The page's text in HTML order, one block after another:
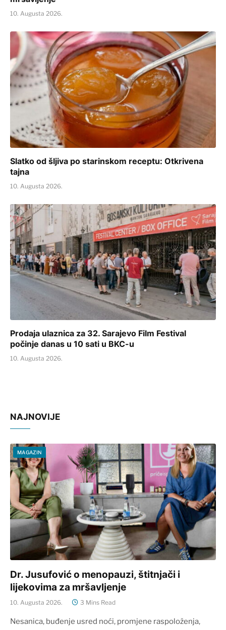
10. Augusta 2026.
Slatko od šljiva po starinskom receptu: Otkrivena
tajna
10. Augusta 2026.
Prodaja ulaznica za 32. Sarajevo Film Festival
počinje danas u 10 sati u BKC-u
10. Augusta 2026.
NAJNOVIJE
MAGAZIN
Dr. Jusufović o menopauzi, štitnjači i
lijekovima za mršavljenje
10. Augusta 2026. 3 Mins Read
Nesanica, buđenje usred noći, promjene raspoloženja,